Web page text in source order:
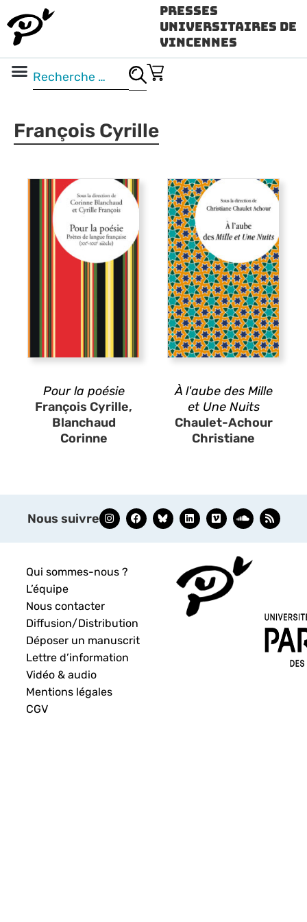
Presses
Universitaires de
Vincennes
François Cyrille
Pour la poésie
François Cyrille,
Blanchaud
Corinne
À l'aube des Mille
et Une Nuits
Chaulet-Achour
Christiane
Nous suivre
Qui sommes-nous ?
L’équipe
Nous contacter
Diffusion/Distribution
Déposer un manuscrit
Lettre d’information
Vidéo & audio
Mentions légales
CGV